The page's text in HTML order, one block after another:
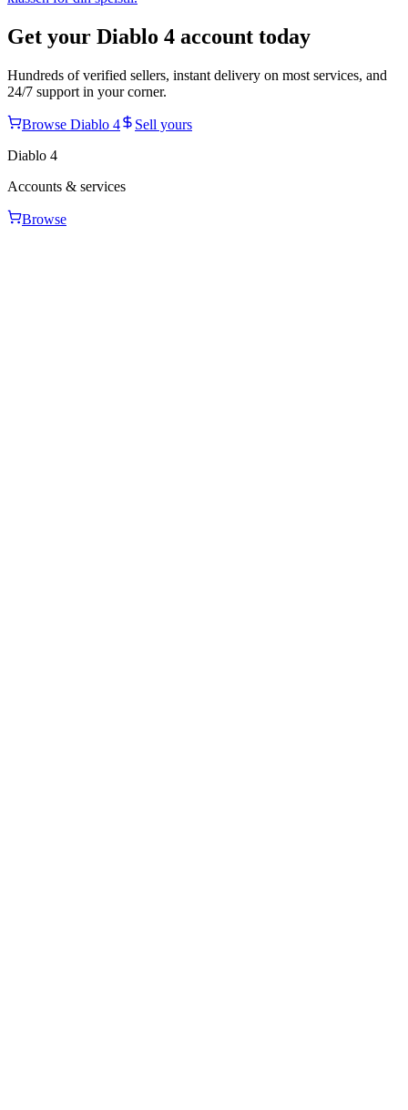
Get your Diablo 4 account today
Hundreds of verified sellers, instant delivery on most services, and
24/7 support in your corner.
Browse Diablo 4
Sell yours
Diablo 4
Accounts & services
Browse